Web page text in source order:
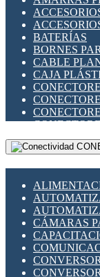
LLAVES
MEDIDORES
MOTORES
PLC -
RELÉS DE
SENSORES
SENSORES
VARIACS
BATERÍAS
BORNES
CABLE
CAJA
DIP
OTROS
RELÉS
RELÉS DE
CÁMARAS